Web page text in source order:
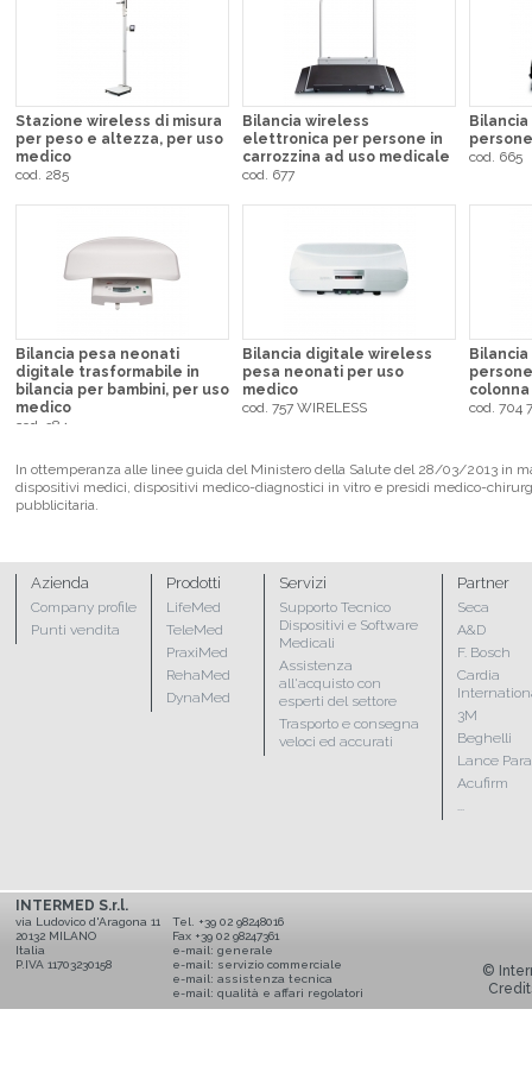
Stazione wireless di misura
per peso e altezza, per uso
medico
cod. 285
Bilancia wireless
elettronica per persone in
carrozzina ad uso medicale
cod. 677
cod. 665
Bilancia pesa neonati
digitale trasformabile in
bilancia per bambini, per uso
medico
cod. 384
Bilancia digitale wireless
pesa neonati per uso
medico
cod. 757 WIRELESS
colonna
cod. 704
In ottemperanza alle linee guida del Ministero della Salute del 28/03/2013 in
dispositivi medici, dispositivi medico-diagnostici in vitro e presidi medico-
pubblicitaria.
Azienda
Company profile
Punti vendita
Prodotti
LifeMed
TeleMed
PraxiMed
RehaMed
DynaMed
Servizi
Supporto Tecnico
Dispositivi e Software
Medicali
Assistenza
all'acquisto con
esperti del settore
Trasporto e consegna
veloci ed accurati
Partner
Seca
A&D
F. Bosch
Cardia
3M
Beghelli
Lance
Acufirm
...
INTERMED S.r.l.
via Ludovico d'Aragona 11
20132 MILANO
Italia
P.IVA 11703230158
Tel. +39 02 98248016
Fax +39 02 98247361
e-mail: generale
e-mail: servizio commerciale
e-mail: assistenza tecnica
e-mail: qualità e affari regolatori
©